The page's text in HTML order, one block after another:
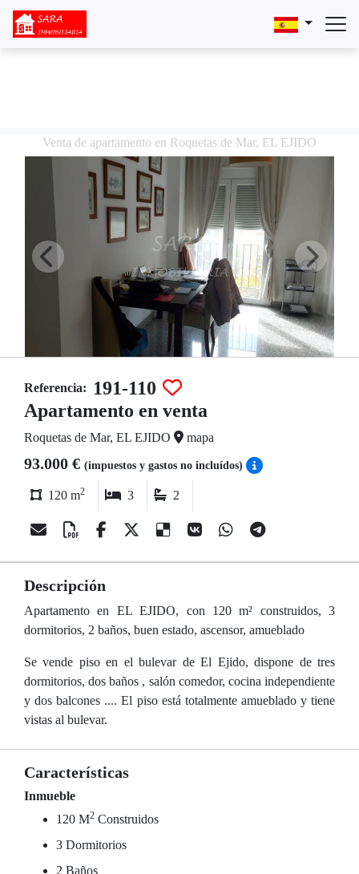
Venta de apartamento en Roquetas de Mar, EL EJIDO
Referencia:
191-110
Apartamento en venta
Roquetas de Mar, EL EJIDO mapa
93.000 € (impuestos y gastos no incluídos)
120 m2 3 2
Descripción
Apartamento en EL EJIDO, con 120 m² construidos, 3
dormitorios, 2 baños, buen estado, ascensor, amueblado
Se vende piso en el bulevar de El Ejido, dispone de tres
dormitorios, dos baños , salón comedor, cocina independiente
y dos balcones .... El piso está totalmente amueblado y tiene
vistas al bulevar.
Características
Inmueble
120 M2 Construidos
3 Dormitorios
2 Baños